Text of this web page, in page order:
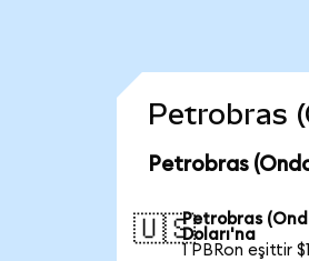
Petrobras
Petrobras
🇺🇸Petrobras
Doları'na
1 PBRon eşittir